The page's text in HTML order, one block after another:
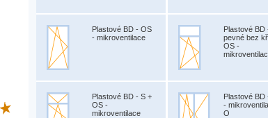
Plastové BD - OS
- mikroventilace
Plastové BD
pevné bez
OS -
Plastové BD - S +
OS -
mikroventilace
Plastové BD
-
O